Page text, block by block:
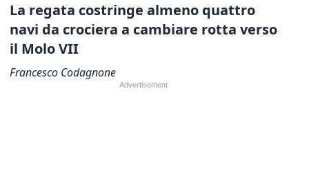
La regata costringe almeno quattro
navi da crociera a cambiare rotta verso
il Molo VII
Francesco Codagnone